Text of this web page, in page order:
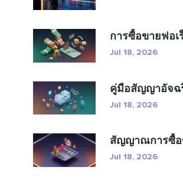
การซื้อขายฟอเ
Jul 18, 2026
คู่มือสัญญาอัจฉ
Jul 18, 2026
สัญญาณการซื้อ
Jul 18, 2026